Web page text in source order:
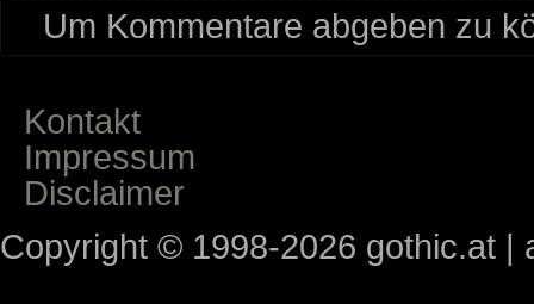
Um Kommentare abgeben zu
Kontakt
Impressum
Disclaimer
Copyright © 1998-2026 gothic.at |